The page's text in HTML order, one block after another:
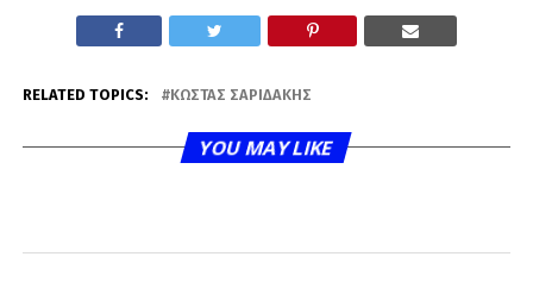
RELATED TOPICS: ΚΏΣΤΑΣ ΣΑΡΙΔΆΚΗΣ
YOU MAY LIKE